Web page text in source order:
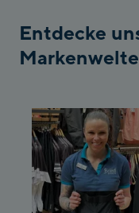
station
Ahornbahn
/Valley station
Spieljochbahn
Talstation /Valley
station
Spieljochbahn
Bergstation / Top
station
Ischgl:
Entdecke